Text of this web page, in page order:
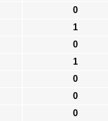
0
1
0
1
0
0
0